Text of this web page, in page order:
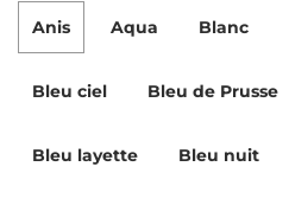
Anis Aqua Blanc
Bleu ciel Bleu de Prusse
Bleu layette Bleu nuit